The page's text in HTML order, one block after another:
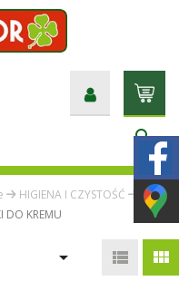
search
HIGIENA I CZYSTOŚĆ
DO KREMU
  